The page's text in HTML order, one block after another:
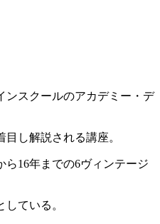
ンスクールのアカデミー・デ
し解説される講座。
16年までの6ヴィンテージ
ている。